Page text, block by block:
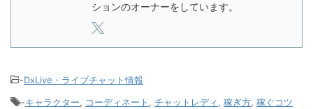
ションのオーナーをしています。
-DxLive・ライブチャット情報
-キャラクター, コーディネート , チャットレディ, 稼ぎ方, 稼ぐコツ